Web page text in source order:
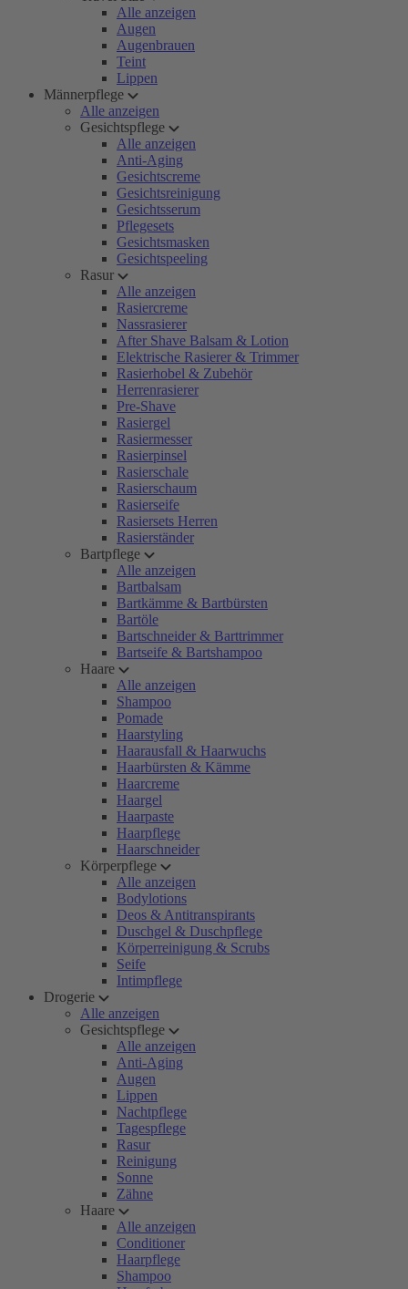
Alle anzeigen
Augen
Augenbrauen
Teint
Lippen
Männerpflege
Alle anzeigen
Gesichtspflege
Alle anzeigen
Anti-Aging
Gesichtscreme
Gesichtsreinigung
Gesichtsserum
Pflegesets
Gesichtsmasken
Gesichtspeeling
Rasur
Alle anzeigen
Rasiercreme
Nassrasierer
After Shave Balsam & Lotion
Elektrische Rasierer & Trimmer
Rasierhobel & Zubehör
Herrenrasierer
Pre-Shave
Rasiergel
Rasiermesser
Rasierpinsel
Rasierschale
Rasierschaum
Rasierseife
Rasiersets Herren
Rasierständer
Bartpflege
Alle anzeigen
Bartbalsam
Bartkämme & Bartbürsten
Bartöle
Bartschneider & Barttrimmer
Bartseife & Bartshampoo
Haare
Alle anzeigen
Shampoo
Pomade
Haarstyling
Haarausfall & Haarwuchs
Haarbürsten & Kämme
Haarcreme
Haargel
Haarpaste
Haarpflege
Haarschneider
Körperpflege
Alle anzeigen
Bodylotions
Deos & Antitranspirants
Duschgel & Duschpflege
Körperreinigung & Scrubs
Seife
Intimpflege
Drogerie
Alle anzeigen
Gesichtspflege
Alle anzeigen
Anti-Aging
Augen
Lippen
Nachtpflege
Tagespflege
Rasur
Reinigung
Sonne
Zähne
Haare
Alle anzeigen
Conditioner
Haarpflege
Shampoo